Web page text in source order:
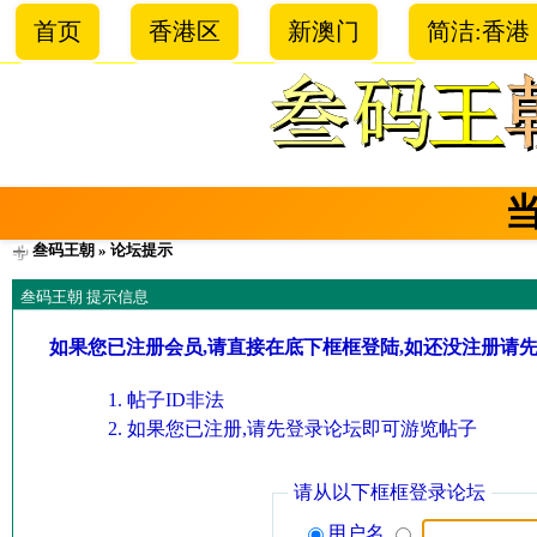
首页 香港区 新澳门 简洁:香港
叁码王朝 » 论坛提示
叁码王朝 提示信息
如果您已注册会员,请直接在底下框框登陆,如还没注册请
帖子ID非法
如果您已注册,请先登录论坛即可游览帖子
请从以下框框登录论坛
用户名